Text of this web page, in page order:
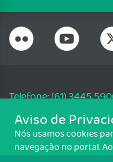
Telefone: (61) 3445
Email:
SGAS 616, Conjunto D, Lote
CNPJ: 33.583.550/0001-30
Aviso de
Nós usamos cookies
navegação no portal.